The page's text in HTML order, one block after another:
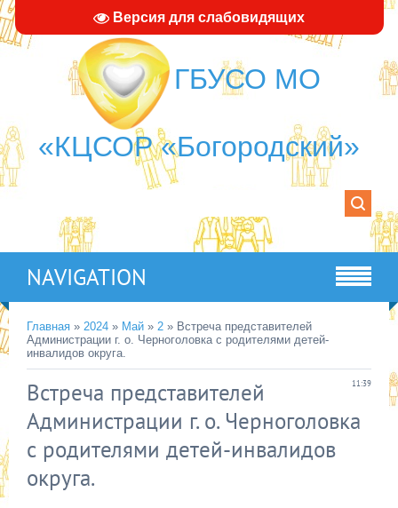
Версия для слабовидящих
ГБУСО МО
«КЦСОР «Богородский»
NAVIGATION
Главная » 2024 » Май » 2 » Встреча представителей
Администрации г. о. Черноголовка с родителями детей-
инвалидов округа.
11:39
Встреча представителей
Администрации г. о. Черноголовка
с родителями детей-инвалидов
округа.